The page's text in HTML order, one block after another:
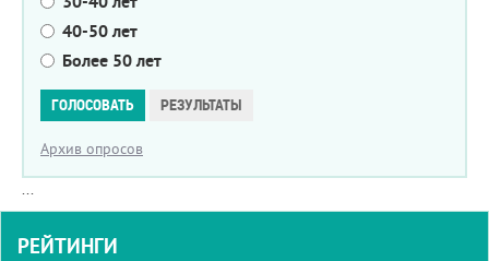
40-50 лет
Более 50 лет
ГОЛОСОВАТЬ РЕЗУЛЬТАТЫ
Архив опросов
...
РЕЙТИНГИ